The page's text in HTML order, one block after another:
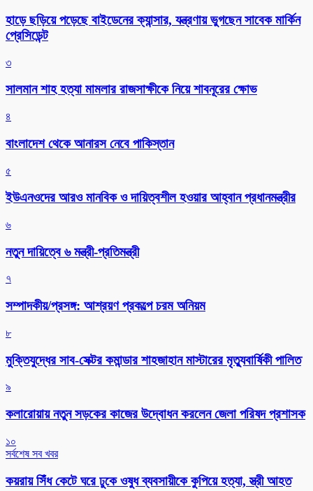
হাড়ে ছড়িয়ে পড়েছে বাইডেনের ক্যান্সার, যন্ত্রণায় ভুগছেন সাবেক মার্কিন
প্রেসিডেন্ট
৩
সালমান শাহ হত্যা মামলার রাজসাক্ষীকে নিয়ে শাবনূরের ক্ষোভ
৪
বাংলাদেশ থেকে আনারস নেবে পাকিস্তান
৫
ইউএনওদের আরও মানবিক ও দায়িত্বশীল হওয়ার আহ্বান প্রধানমন্ত্রীর
৬
নতুন দায়িত্বে ৬ মন্ত্রী-প্রতিমন্ত্রী
৭
সম্পাদকীয়/প্রসঙ্গ: আশ্রয়ণ প্রকল্পে চরম অনিয়ম
৮
মুক্তিযুদ্ধের সাব-সেক্টর কমান্ডার শাহজাহান মাস্টারের মৃত্যুবার্ষিকী পালিত
৯
কলারোয়ায় নতুন সড়কের কাজের উদ্বোধন করলেন জেলা পরিষদ প্রশাসক
১০
সর্বশেষ সব খবর
কয়রায় সিঁধ কেটে ঘরে ঢুকে ওষুধ ব্যবসায়ীকে কুপিয়ে হত্যা, স্ত্রী আহত